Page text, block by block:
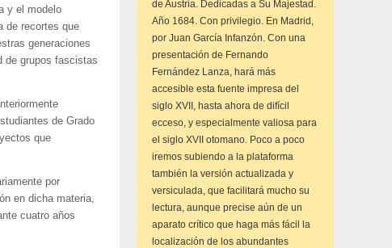
y el modelo
de recortes que
generaciones
de grupos fascistas
de Grado
que
por
en dicha materia,
cuatro años
de Austria. Dedicadas a Su Majestad.
Año 1684. Con privilegio. En Madrid,
por Juan García Infanzón. Con una
presentación de Fernando
Fernández Lanza, hará más
accesible esta fuente impresa del
siglo XVII, hasta ahora de difícil
ecceso, y especialmente valiosa para
el siglo XVII otomano. Poco a poco
iremos subiendo a la plataforma
también la versión actualizada y
versiculada, que facilitará mucho su
lectura, aunque precise aún de un
aparato crítico que haga más fácil la
localización de los abundantes